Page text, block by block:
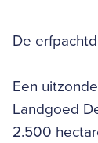
De
Een
Landgoed
2.500